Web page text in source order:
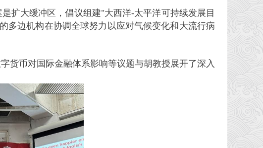
扩大缓冲区，倡议组建"大西洋-太平洋可持续发展目
多边机构在协调全球努力以应对气候变化和大流行病
货币对国际金融体系影响等议题与胡教授展开了深入